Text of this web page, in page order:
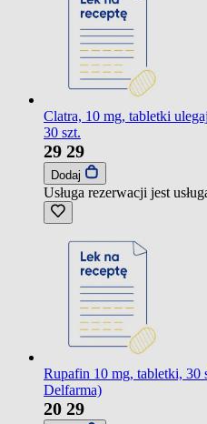
Clatra, 10 mg, tabletki
30 szt.
29 29
Dodaj
Usługa rezerwacji jest
Rupafin 10 mg, tabletki, 30
Delfarma)
20 29